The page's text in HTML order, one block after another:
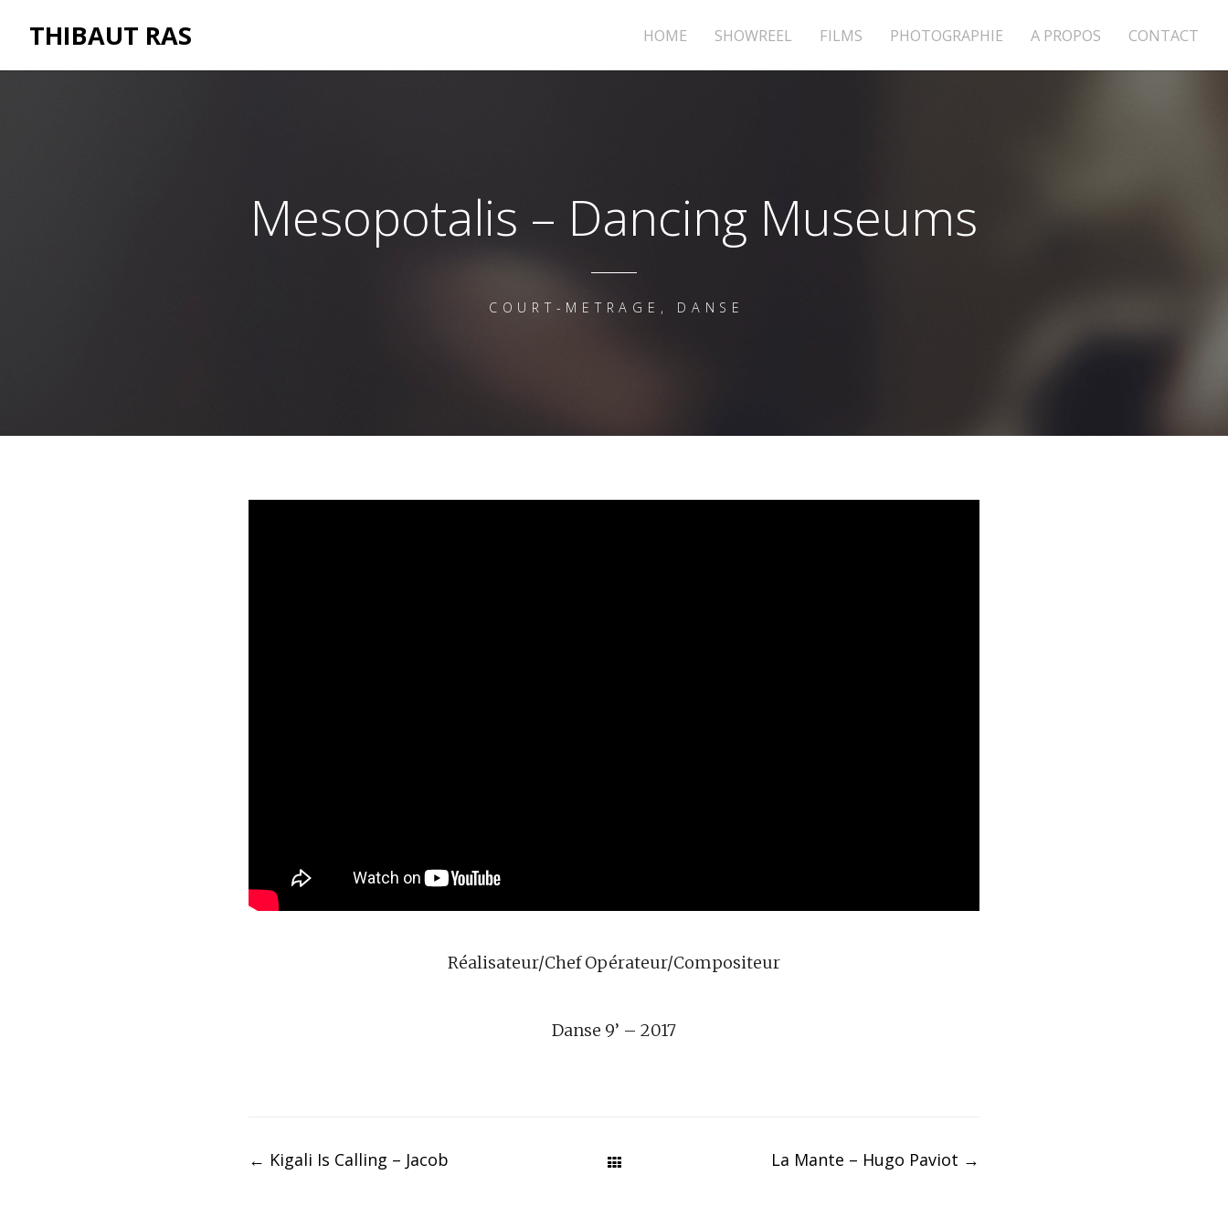
THIBAUT RAS HOME SHOWREEL FILMS PHOTOGRAPHIE A PROPOS CONTACT
Mesopotalis – Dancing Museums
COURT-METRAGE, DANSE
Réalisateur/Chef Opérateur/Compositeur
Danse 9’ – 2017
← Kigali Is Calling – Jacob La Mante – Hugo Paviot →